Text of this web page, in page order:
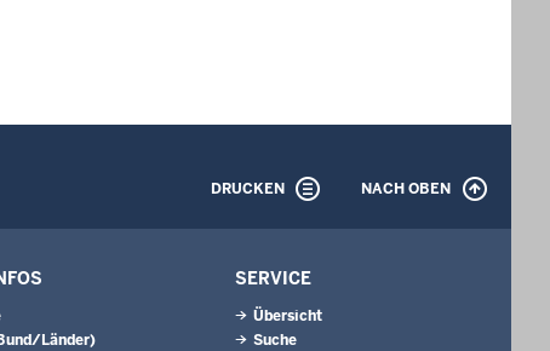
DRUCKEN NACH OBEN
Länder)
SERVICE
Übersicht
Suche